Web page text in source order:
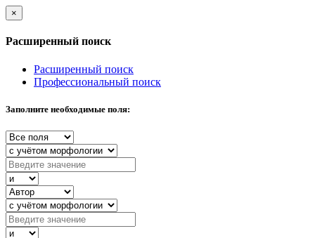
×
Расширенный поиск
Расширенный поиск
Профессиональный поиск
Заполните необходимые поля: